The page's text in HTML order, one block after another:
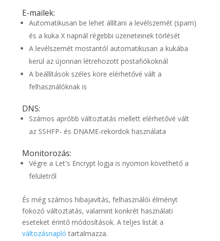
E-mailek:
Automatikusan be lehet állítani a levélszemét (spam)
és a kuka X napnál régebbi üzeneteinek törlését
A levélszemét mostantól automatikusan a kukába
kerül az újonnan létrehozott postafiókoknál
A beállítások széles köre elérhetővé vált a
felhasználóknak is
DNS:
Számos apróbb változtatás mellett elérhetővé vált
az SSHFP- és DNAME-rekordok használata
Monitorozás:
Végre a Let's Encrypt logja is nyomon követhető a
felületről
És még számos hibajavítás, felhasználói élményt
fokozó változtatás, valamint konkrét használati
eseteket érintő módosítások. A teljes listát a
változásnapló tartalmazza.